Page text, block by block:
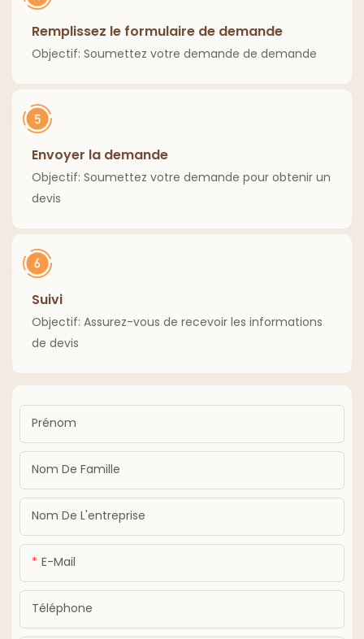
Remplissez le formulaire de demande
Objectif: Soumettez votre demande de demande
Envoyer la demande
Objectif: Soumettez votre demande pour obtenir un
devis
Suivi
Objectif: Assurez-vous de recevoir les informations
de devis
Prénom
Nom De Famille
Nom De L'entreprise
E-Mail
Téléphone